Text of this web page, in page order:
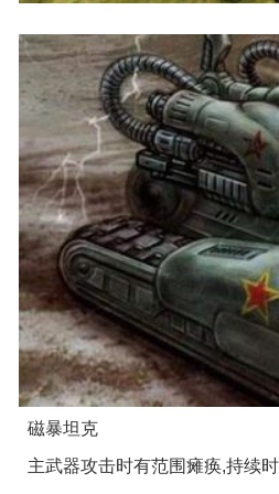
磁暴坦克
主武器攻击时有范围瘫痪,持续时